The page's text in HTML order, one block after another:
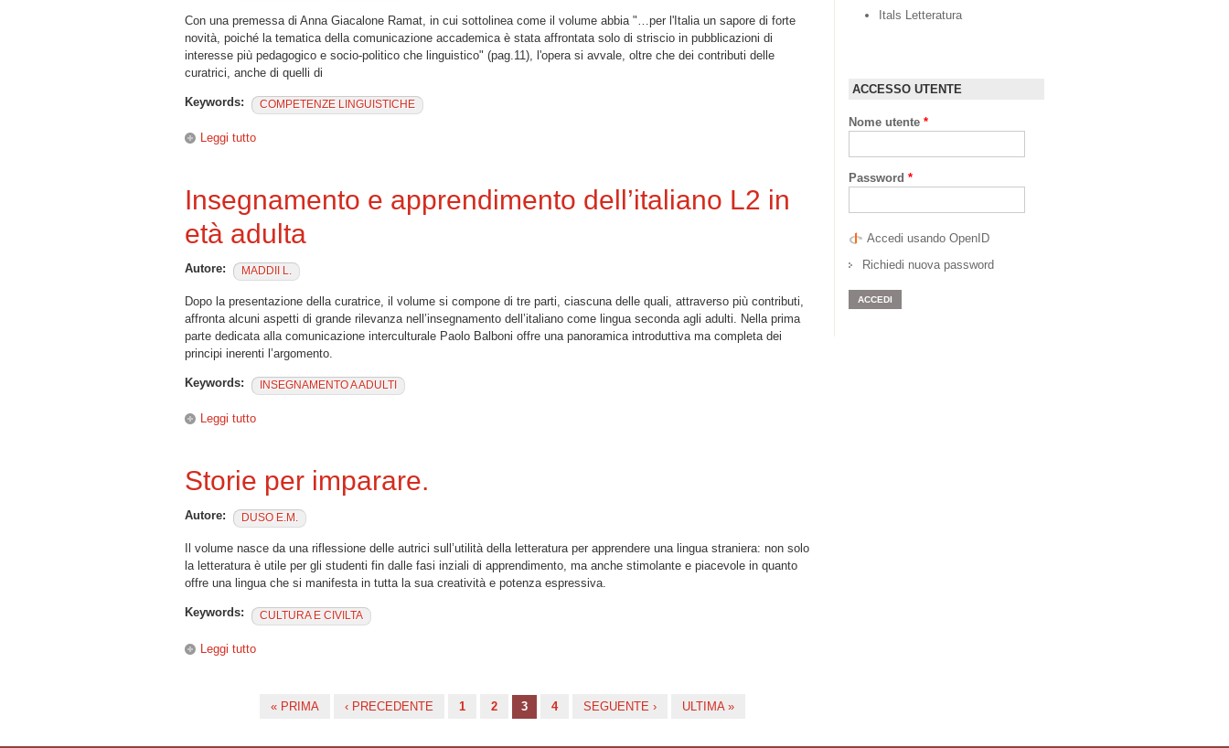
Con una premessa di Anna Giacalone Ramat, in cui sottolinea come il volume abbia "…per l'Italia un sapore di forte
novità, poiché la tematica della comunicazione accademica è stata affrontata solo di striscio in pubblicazioni di
interesse più pedagogico e socio-politico che linguistico" (pag.11), l'opera si avvale, oltre che dei contributi delle
curatrici, anche di quelli di
Keywords: COMPETENZE LINGUISTICHE
Leggi tutto
Insegnamento e apprendimento dell’italiano L2 in
età adulta
Autore: MADDII L.
Dopo la presentazione della curatrice, il volume si compone di tre parti, ciascuna delle quali, attraverso più contributi,
affronta alcuni aspetti di grande rilevanza nell’insegnamento dell’italiano come lingua seconda agli adulti. Nella prima
parte dedicata alla comunicazione interculturale Paolo Balboni offre una panoramica introduttiva ma completa dei
principi inerenti l’argomento.
Keywords: INSEGNAMENTO A ADULTI
Leggi tutto
Storie per imparare.
Autore: DUSO E.M.
Il volume nasce da una riflessione delle autrici sull’utilità della letteratura per apprendere una lingua straniera: non solo
la letteratura è utile per gli studenti fin dalle fasi inziali di apprendimento, ma anche stimolante e piacevole in quanto
offre una lingua che si manifesta in tutta la sua creatività e potenza espressiva.
Keywords: CULTURA E CIVILTA
Leggi tutto
« PRIMA ‹ PRECEDENTE 1 2 3 4 SEGUENTE › ULTIMA »
Itals Letteratura
ACCESSO UTENTE
Nome utente *
Password *
Accedi usando OpenID
Richiedi nuova password